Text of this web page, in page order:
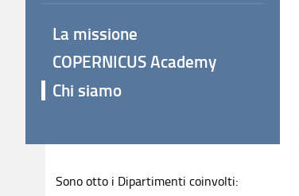
La missione
COPERNICUS Academy
Chi siamo
Sono otto i Dipartimenti coinvolti: